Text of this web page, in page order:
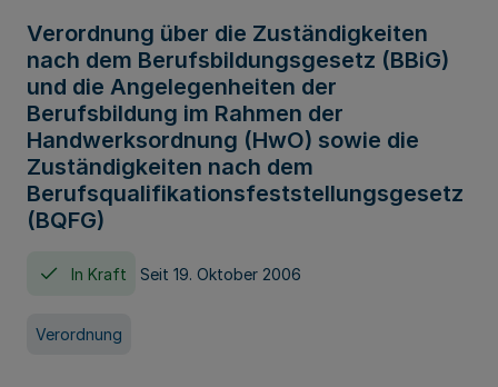
Verordnung über die Zuständigkeiten
nach dem Berufsbildungsgesetz (BBiG)
und die Angelegenheiten der
Berufsbildung im Rahmen der
Handwerksordnung (HwO) sowie die
Zuständigkeiten nach dem
Berufsqualifikationsfeststellungsgesetz
(BQFG)
In Kraft Seit 19. Oktober 2006
Verordnung